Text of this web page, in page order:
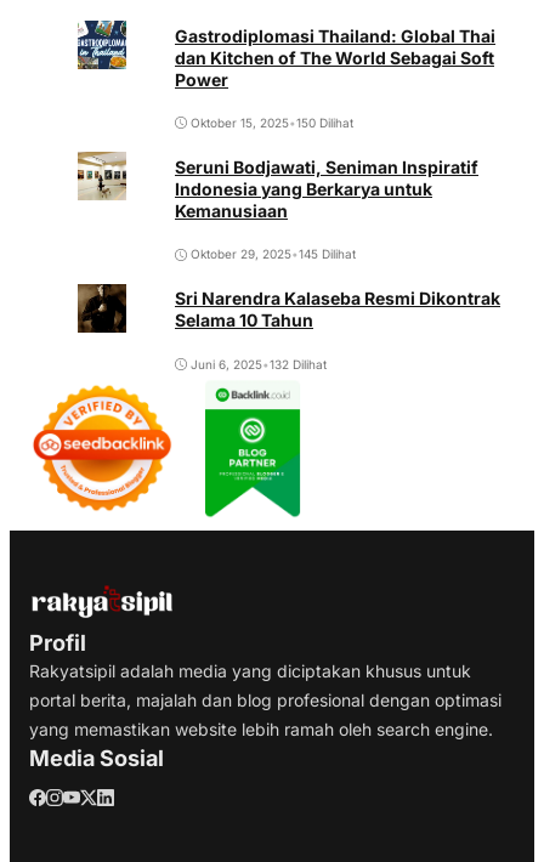
Gastrodiplomasi Thailand: Global Thai
dan Kitchen of The World Sebagai Soft
Power
Oktober 15, 2025•150 Dilihat
Seruni Bodjawati, Seniman Inspiratif
Indonesia yang Berkarya untuk
Kemanusiaan
Oktober 29, 2025•145 Dilihat
Sri Narendra Kalaseba Resmi Dikontrak
Selama 10 Tahun
Juni 6, 2025•132 Dilihat
Profil
Rakyatsipil adalah media yang diciptakan khusus untuk
portal berita, majalah dan blog profesional dengan optimasi
yang memastikan website lebih ramah oleh search engine.
Media Sosial